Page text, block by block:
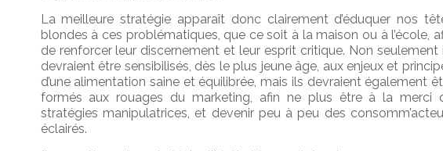
La meilleure stratégie apparaît donc clairement d’éduquer nos
blondes à ces problématiques, que ce soit à la maison ou à l’école,
de renforcer leur discernement et leur esprit critique. Non seulement
devraient être sensibilisés, dès le plus jeune âge, aux enjeux et
d’une alimentation saine et équilibrée, mais ils devraient également
formés aux rouages du marketing, afin ne plus être à la merci
stratégies manipulatrices, et devenir peu à peu des
éclairés.